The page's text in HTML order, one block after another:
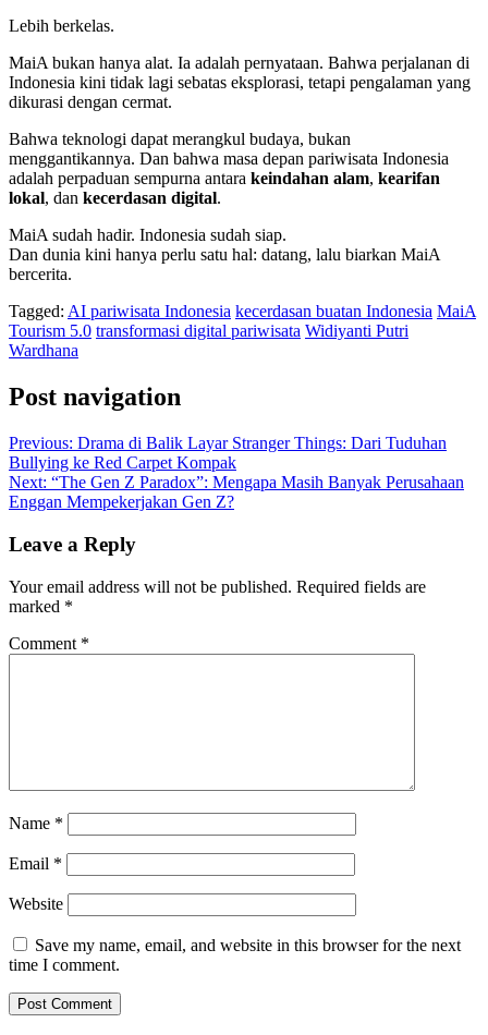
Lebih berkelas.
MaiA bukan hanya alat. Ia adalah pernyataan. Bahwa perjalanan di
Indonesia kini tidak lagi sebatas eksplorasi, tetapi pengalaman yang
dikurasi dengan cermat.
Bahwa teknologi dapat merangkul budaya, bukan
menggantikannya. Dan bahwa masa depan pariwisata Indonesia
adalah perpaduan sempurna antara keindahan alam, kearifan
lokal, dan kecerdasan digital.
MaiA sudah hadir. Indonesia sudah siap.
Dan dunia kini hanya perlu satu hal: datang, lalu biarkan MaiA
bercerita.
Tagged: AI pariwisata Indonesia kecerdasan buatan Indonesia MaiA
Tourism 5.0 transformasi digital pariwisata Widiyanti Putri
Wardhana
Post navigation
Previous: Drama di Balik Layar Stranger Things: Dari Tuduhan
Bullying ke Red Carpet Kompak
Next: “The Gen Z Paradox”: Mengapa Masih Banyak Perusahaan
Enggan Mempekerjakan Gen Z?
Leave a Reply
Your email address will not be published. Required fields are
marked *
Comment *
Name *
Email *
Website
Save my name, email, and website in this browser for the next
time I comment.